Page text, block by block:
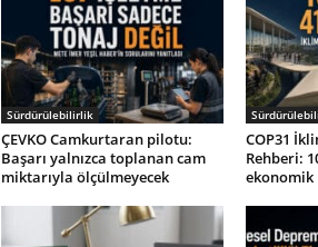
Sürdürülebilirlik
ÇEVKO Camkurtaran pilotu:
Başarı yalnızca toplanan cam
miktarıyla ölçülmeyecek
COP31
Rehberi:
ekonomik